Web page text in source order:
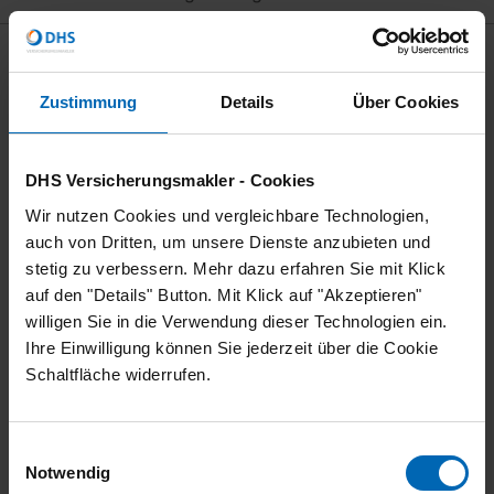
Zustimmung Details Über Cookies
DHS Versicherungsmakler - Cookies
Wir nutzen Cookies und vergleichbare Technologien,
auch von Dritten, um unsere Dienste anzubieten und
stetig zu verbessern. Mehr dazu erfahren Sie mit Klick
auf den "Details" Button. Mit Klick auf "Akzeptieren"
willigen Sie in die Verwendung dieser Technologien ein.
Ihre Einwilligung können Sie jederzeit über die Cookie
Schaltfläche widerrufen.
Notwendig
Qualität und Verlässlichkeit
Prozessen und einem hohen Qualitätsanspruch. Wir
setzen auf
Kunden ebenso wie mit Versicherern.
Als Mitglied im Bundesverband Deutscher
Versicherungsmakler (BDVM e. V.) sowie als Partner
der VEMA eG erfüllen
wir hohe Qualitätsstandards und profitieren von
gebündeltem Marktwissen sowie optimierten
Lösungen.
Ein wesentlicher Bestandteil unserer